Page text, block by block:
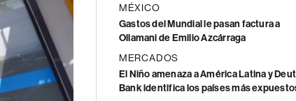
MÉXICO
Gastos del Mundial le pasan factura a
Ollamani de Emilio Azcárraga
MERCADOS
El Niño amenaza a América Latina y
Bank identifica los países más